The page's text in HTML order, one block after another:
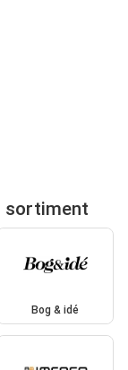
sortiment
Bog & idé